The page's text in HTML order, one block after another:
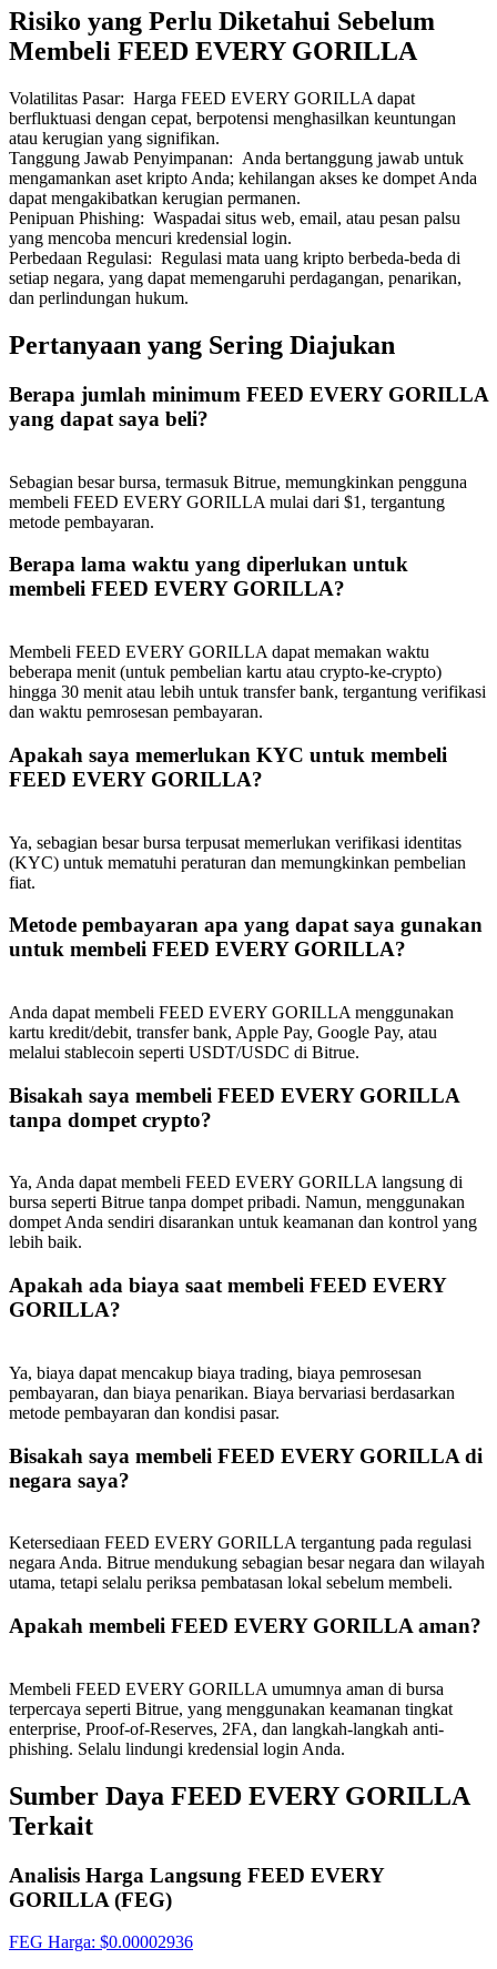
Referensi
Undang teman untuk mendapatkan imbalan tunai
BTC Welcome Rewards
Deposit & Trade BTC to Share 25000 USDT prize pool!
Deposit CASHCAT & Win
Exclusive for BitMart Users
Register & Trade to Win 500,000 USDT
Precious Metals Trading Carnival
USDT Flexible Staking | Daily Rewards
BTC New User Exclusive: 6.5% APR
Lebih Banyak Acara
Menangkan Hadiah dan Hadiah Eksklusif
Pusat Hadiah
Gabung Mendaftar
Risiko yang Perlu Diketahui Sebelum
Membeli FEED EVERY GORILLA
Volatilitas Pasar: Harga FEED EVERY GORILLA dapat
berfluktuasi dengan cepat, berpotensi menghasilkan keuntungan
atau kerugian yang signifikan.
Tanggung Jawab Penyimpanan: Anda bertanggung jawab untuk
mengamankan aset kripto Anda; kehilangan akses ke dompet Anda
dapat mengakibatkan kerugian permanen.
Penipuan Phishing: Waspadai situs web, email, atau pesan palsu
yang mencoba mencuri kredensial login.
Perbedaan Regulasi: Regulasi mata uang kripto berbeda-beda di
setiap negara, yang dapat memengaruhi perdagangan, penarikan,
dan perlindungan hukum.
Pertanyaan yang Sering Diajukan
Berapa jumlah minimum FEED EVERY GORILLA
yang dapat saya beli?
Sebagian besar bursa, termasuk Bitrue, memungkinkan pengguna
membeli FEED EVERY GORILLA mulai dari $1, tergantung
metode pembayaran.
Berapa lama waktu yang diperlukan untuk
membeli FEED EVERY GORILLA?
Membeli FEED EVERY GORILLA dapat memakan waktu
beberapa menit (untuk pembelian kartu atau crypto-ke-crypto)
hingga 30 menit atau lebih untuk transfer bank, tergantung verifikasi
dan waktu pemrosesan pembayaran.
Apakah saya memerlukan KYC untuk membeli
FEED EVERY GORILLA?
Ya, sebagian besar bursa terpusat memerlukan verifikasi identitas
(KYC) untuk mematuhi peraturan dan memungkinkan pembelian
fiat.
Metode pembayaran apa yang dapat saya gunakan
untuk membeli FEED EVERY GORILLA?
Anda dapat membeli FEED EVERY GORILLA menggunakan
kartu kredit/debit, transfer bank, Apple Pay, Google Pay, atau
melalui stablecoin seperti USDT/USDC di Bitrue.
Bisakah saya membeli FEED EVERY GORILLA
tanpa dompet crypto?
Ya, Anda dapat membeli FEED EVERY GORILLA langsung di
bursa seperti Bitrue tanpa dompet pribadi. Namun, menggunakan
dompet Anda sendiri disarankan untuk keamanan dan kontrol yang
lebih baik.
Apakah ada biaya saat membeli FEED EVERY
GORILLA?
Ya, biaya dapat mencakup biaya trading, biaya pemrosesan
pembayaran, dan biaya penarikan. Biaya bervariasi berdasarkan
metode pembayaran dan kondisi pasar.
Bisakah saya membeli FEED EVERY GORILLA di
negara saya?
Ketersediaan FEED EVERY GORILLA tergantung pada regulasi
negara Anda. Bitrue mendukung sebagian besar negara dan wilayah
utama, tetapi selalu periksa pembatasan lokal sebelum membeli.
Apakah membeli FEED EVERY GORILLA aman?
Membeli FEED EVERY GORILLA umumnya aman di bursa
terpercaya seperti Bitrue, yang menggunakan keamanan tingkat
enterprise, Proof-of-Reserves, 2FA, dan langkah-langkah anti-
phishing. Selalu lindungi kredensial login Anda.
Sumber Daya FEED EVERY GORILLA
Terkait
Analisis Harga Langsung FEED EVERY
GORILLA (FEG)
FEG Harga: $0.00002936